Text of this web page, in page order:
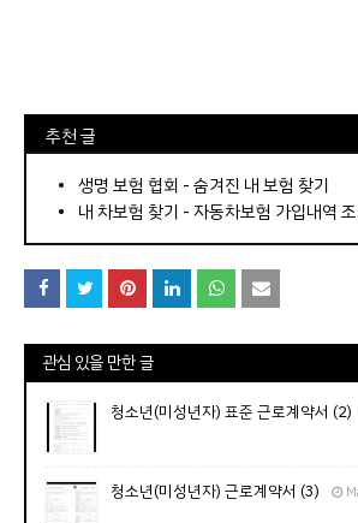
⠀추천 글
⠀­­­­­­­­؜؜؜؜­­­­­­­­؜؜؜؜• 생명 보험 협회 - 숨겨진 내 보험 찾기
내 차보험 찾기 - 자동차보험 가입내역
관심 있을 만한 글
청소년(미성년자) 표준 근로계약서 (2)
청소년(미성년자) 근로계약서 (3)